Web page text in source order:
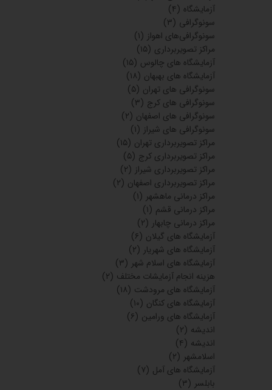
آزمایشگاه (۴)
سونوگرافی (۳)
سونوگرافی‌های اهواز (۱)
مراکز تصویربرداری (۱۵)
آزمایشگاه های چالوس (۱۵)
آزمایشگاه های بهبهان (۱۸)
سونوگرافی های تهران (۵)
سونوگرافی های کرج (۳)
سونوگرافی های اصفهان (۲)
سونوگرافی های شیراز (۱)
مراکز تصویربرداری تهران (۱۵)
مراکز تصویربرداری کرج (۵)
مراکز تصویربرداری شیراز (۲)
مراکز تصویربرداری اصفهان (۲)
مراکز درمانی ماهشهر (۱)
مراکز درمانی قشم (۱)
مراکز درمانی چابهار (۲)
آزمایشگاه های گیلان (۶)
آزمایشگاه های شهریار (۲)
آزمایشگاه های اسلام شهر (۳)
هزینه انجام آزمایشات مختلف (۲)
آزمایشگاه های مرودشت (۱۸)
آزمایشگاه های کنگان (۱۰)
آزمایشگاه های ورامین (۶)
اندیشه (۲)
اندیشه (۴)
اسلامشهر (۲)
آزمایشگاه های آمل (۷)
بابلسر (۳)